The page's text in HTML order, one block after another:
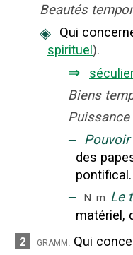
Beautés
◈ Qui
spirituel ).
⇒ séculier
Biens
‒
des
pontifical.
‒ N. m. Le
matériel,
2 gramm. Qui